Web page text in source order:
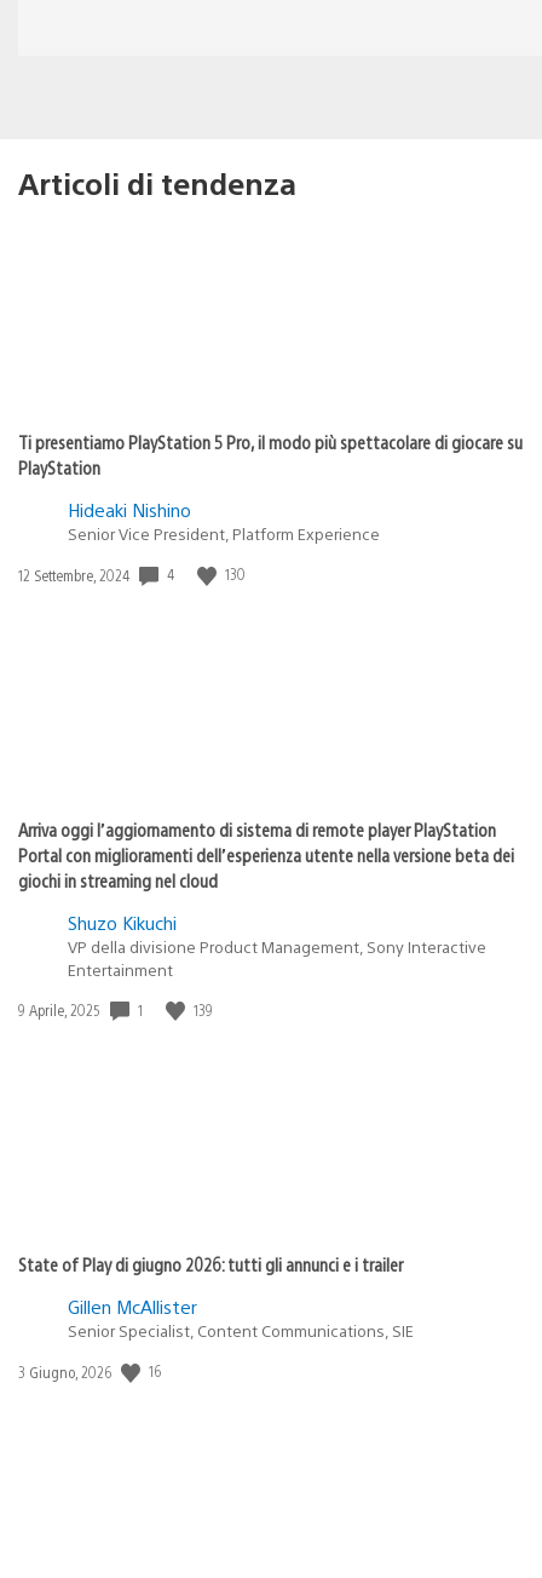
Articoli di tendenza
Ti presentiamo PlayStation 5 Pro, il modo più spettacolare di giocare su
PlayStation
Hideaki Nishino
Senior Vice President, Platform Experience
Data
12 Settembre, 2024 4 130
Arriva oggi l’aggiornamento di sistema di remote player PlayStation
Portal con miglioramenti dell’esperienza utente nella versione beta dei
giochi in streaming nel cloud
Shuzo Kikuchi
VP della divisione Product Management, Sony Interactive
Entertainment
Data
9 Aprile, 2025 1 139
State of Play di giugno 2026: tutti gli annunci e i trailer
Gillen McAllister
Senior Specialist, Content Communications, SIE
Data
3 Giugno, 2026 16